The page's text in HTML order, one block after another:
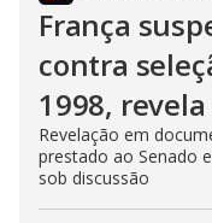
França
contra
1998,
Revelação em
prestado ao Senado
sob discussão